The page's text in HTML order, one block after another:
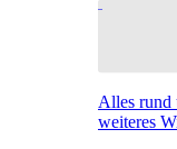
Alles rund
weiteres